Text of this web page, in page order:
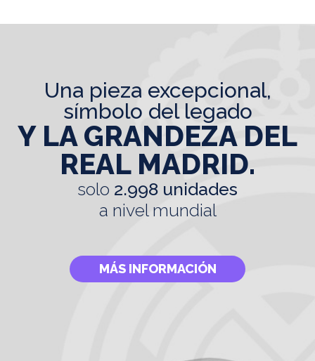
una pieza excepcional,
símbolo del legado
Y LA GRANDEZA DEL
REAL MADRID.
solo 2.998 unidades
a nivel mundial
MÁS INFORMACIÓN